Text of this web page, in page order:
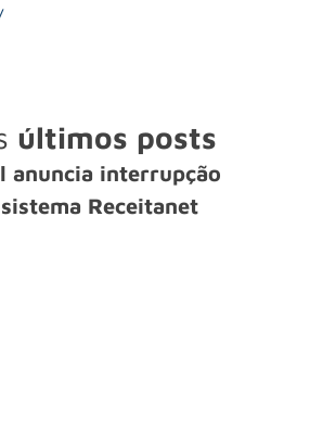
últimos posts
anuncia interrupção
Receitanet